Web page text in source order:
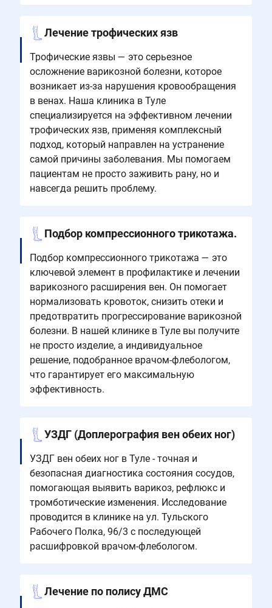
Лечение трофических язв
Трофические язвы — это серьезное
осложнение варикозной болезни, которое
возникает из-за нарушения кровообращения
в венах. Наша клиника в Туле
специализируется на эффективном лечении
трофических язв, применяя комплексный
подход, который направлен на устранение
самой причины заболевания. Мы помогаем
пациентам не просто заживить рану, но и
навсегда решить проблему.
Подбор компрессионного трикотажа.
Подбор компрессионного трикотажа — это
ключевой элемент в профилактике и лечении
варикозного расширения вен. Он помогает
нормализовать кровоток, снизить отеки и
предотвратить прогрессирование варикозной
болезни. В нашей клинике в Туле вы получите
не просто изделие, а индивидуальное
решение, подобранное врачом-флебологом,
что гарантирует его максимальную
эффективность.
УЗДГ (Доплерография вен обеих ног)
УЗДГ вен обеих ног в Туле - точная и
безопасная диагностика состояния сосудов,
помогающая выявить варикоз, рефлюкс и
тромботические изменения. Исследование
проводится в клинике на ул. Тульского
Рабочего Полка, 96/3 с последующей
расшифровкой врачом-флебологом.
Лечение по полису ДМС